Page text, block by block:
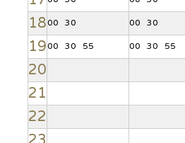
1800 30 00 30
1900 30 55 00 30 55
20
21
22